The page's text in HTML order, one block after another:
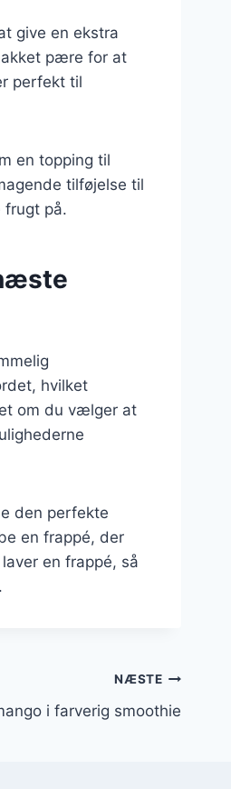
give en ekstra
pære for at
perfekt til
en topping til
tilføjelse til
frugt på.
hvilket
om du vælger at
den perfekte
en frappé, der
en frappé, så
NÆSTE
i farverig smoothie